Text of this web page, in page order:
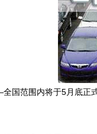
国范围内将于5月底正